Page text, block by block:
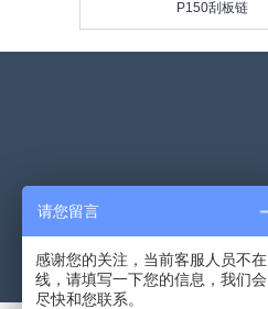
P150刮板链
请您留言
感谢您的关注，当前客服人员不在
线，请填写一下您的信息，我们会
尽快和您联系。